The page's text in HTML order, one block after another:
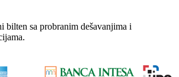
bilten sa probranim dešavanjima i